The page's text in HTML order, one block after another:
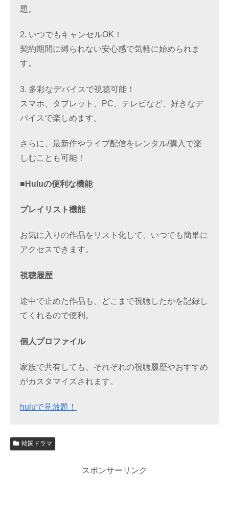
題。
2. いつでもキャンセルOK！
契約期間に縛られない安心感で気軽に始められま
す。
3. 多彩なデバイスで視聴可能！
スマホ、タブレット、PC、テレビなど、好きなデ
バイスで楽しめます。
さらに、最新作やライブ配信をレンタル/購入で楽
しむことも可能！
■Huluの便利な機能
プレイリスト機能
お気に入りの作品をリスト化して、いつでも簡単に
アクセスできます。
視聴履歴
途中で止めた作品も、どこまで視聴したかを記録し
てくれるので便利。
個人プロファイル
家族で共有しても、それぞれの視聴履歴やおすすめ
がカスタマイズされます。
huluで見放題！
韓国ドラマ
スポンサーリンク